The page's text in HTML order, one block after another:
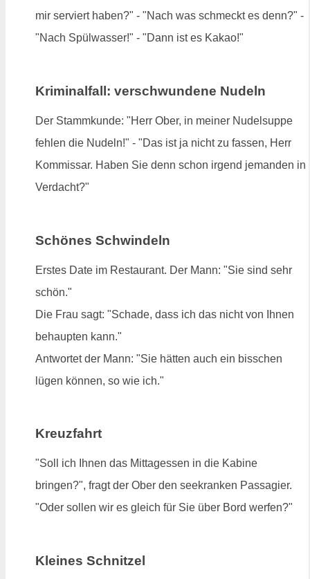
mir serviert haben?" - "Nach was schmeckt es denn?" -
"Nach Spülwasser!" - "Dann ist es Kakao!"
Kriminalfall: verschwundene Nudeln
Der Stammkunde: "Herr Ober, in meiner Nudelsuppe
fehlen die Nudeln!" - "Das ist ja nicht zu fassen, Herr
Kommissar. Haben Sie denn schon irgend jemanden in
Verdacht?"
Schönes Schwindeln
Erstes Date im Restaurant. Der Mann: "Sie sind sehr
schön."
Die Frau sagt: "Schade, dass ich das nicht von Ihnen
behaupten kann."
Antwortet der Mann: "Sie hätten auch ein bisschen
lügen können, so wie ich."
Kreuzfahrt
"Soll ich Ihnen das Mittagessen in die Kabine
bringen?", fragt der Ober den seekranken Passagier.
"Oder sollen wir es gleich für Sie über Bord werfen?"
Kleines Schnitzel